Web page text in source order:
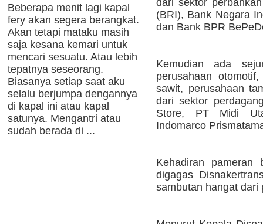
Beberapa menit lagi kapal
fery akan segera berangkat.
Akan tetapi mataku masih
saja kesana kemari untuk
mencari sesuatu. Atau lebih
tepatnya seseorang.
Biasanya setiap saat aku
selalu berjumpa dengannya
di kapal ini atau kapal
satunya. Mengantri atau
sudah berada di ...
dari sektor
(BRI), Bank Negara
dan Bank BPR
Kemudian ada
perusahaan
sawit, perusahaan
dari sektor
Store, PT Midi
Indomarco
Kehadiran
digagas
sambutan hangat dari